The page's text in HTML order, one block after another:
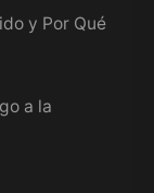
y Por Qué
a la